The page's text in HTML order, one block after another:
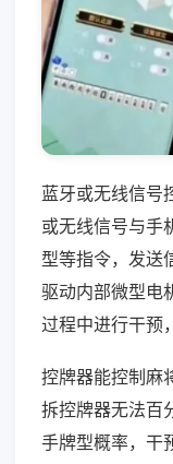
蓝牙或无线信号
或无线信号与手
型等指令，发送
驱动内部微型电
过程中进行干预
控牌器能控制麻
拆控牌器无法百
手牌型概率，干